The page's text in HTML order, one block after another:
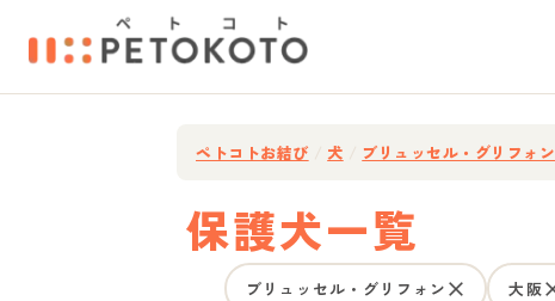
ペトコトお結び 犬 ブリュッセル・グリフォン
保護犬一覧
ブリュッセル・グリフォン 大阪